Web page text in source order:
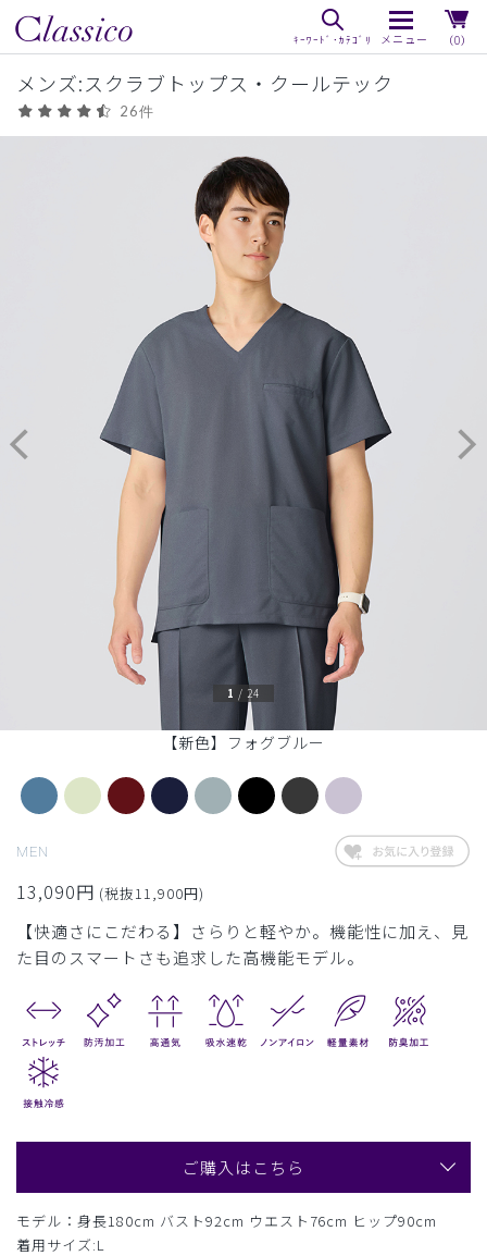
（0）
メンズ:スクラブトップス・クールテック
26件
【新色】フォグブルー
1 / 24
MEN
13,090円 (税抜11,900円)
【快適さにこだわる】さらりと軽やか。機能性に加え、見
た目のスマートさも追求した高機能モデル。
ご購入はこちら
モデル：身長180cm バスト92cm ウエスト76cm ヒップ90cm
着用サイズ:L